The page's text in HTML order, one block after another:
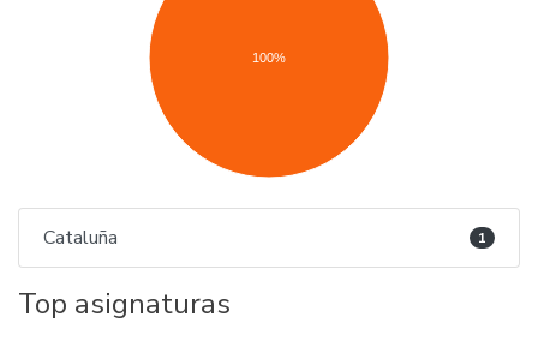
100%
Cataluña 1
Top asignaturas